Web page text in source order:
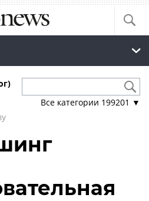
Все категории 199201 ▼